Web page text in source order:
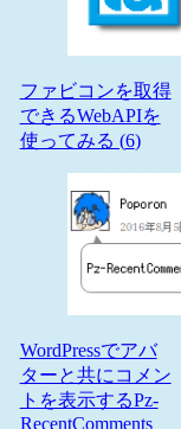
ファビコンを取得
できるWebAPIを
使ってみる (6)
WordPressでアバ
ターと共にコメン
トを表示するPz-
RecentComments